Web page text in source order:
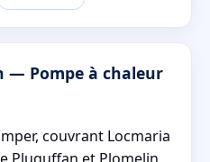
— Pompe à chaleur
couvrant Locmaria